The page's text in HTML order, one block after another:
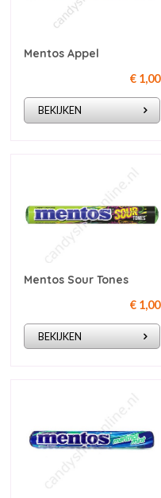
Mentos Appel
€ 1,00
BEKIJKEN
Mentos Sour Tones
€ 1,00
BEKIJKEN